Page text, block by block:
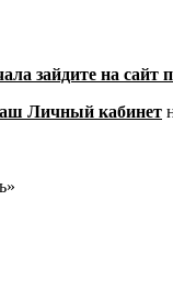
зайдите на сайт
Личный кабинет